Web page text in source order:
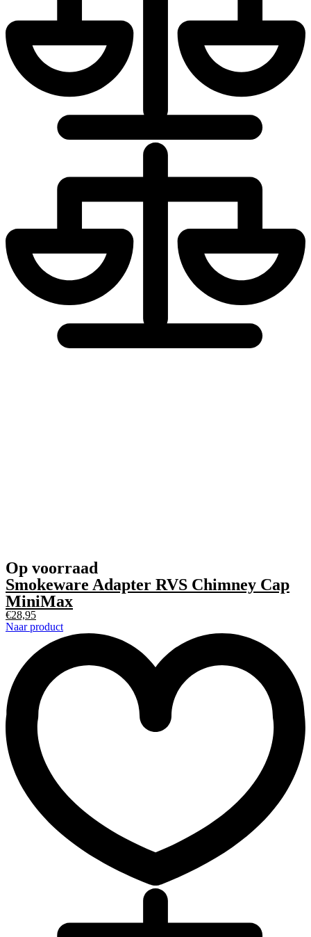
Op voorraad
Smokeware Adapter RVS Chimney Cap
MiniMax
€28,95
Naar product